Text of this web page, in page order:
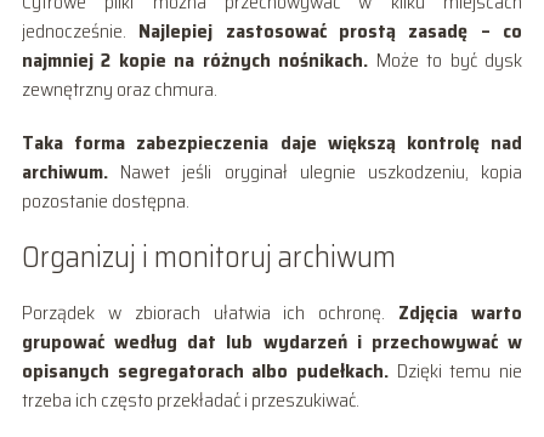
jednocześnie. Najlepiej zastosować prostą zasadę – co
najmniej 2 kopie na różnych nośnikach. Może to być dysk
zewnętrzny oraz chmura.
Taka forma zabezpieczenia daje większą kontrolę nad
archiwum. Nawet jeśli oryginał ulegnie uszkodzeniu, kopia
pozostanie dostępna.
Organizuj i monitoruj archiwum
Porządek w zbiorach ułatwia ich ochronę. Zdjęcia warto
grupować według dat lub wydarzeń i przechowywać w
opisanych segregatorach albo pudełkach. Dzięki temu nie
trzeba ich często przekładać i przeszukiwać.